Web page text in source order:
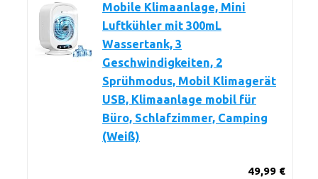
Mobile Klimaanlage, Mini
Luftkühler mit 300mL
Wassertank, 3
Geschwindigkeiten, 2
Sprühmodus, Mobil Klimagerät
USB, Klimaanlage mobil für
Büro, Schlafzimmer, Camping
(Weiß)
49,99 €